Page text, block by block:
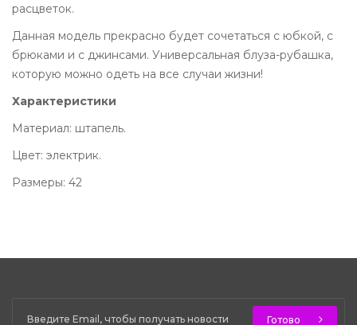
расцветок.
Данная модель прекрасно будет сочетаться с юбкой, с
брюками и с джинсами. Универсальная блуза-рубашка,
которую можно одеть на все случаи жизни!
Характеристики
Материал: штапель.
Цвет: электрик.
Размеры: 42
Готово